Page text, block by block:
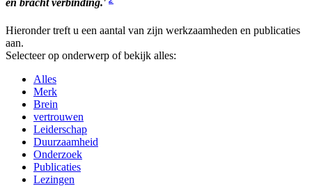
en bracht verbinding.'
Hieronder treft u een aantal van zijn werkzaamheden en publicaties
aan.
Selecteer op onderwerp of bekijk alles:
Alles
Merk
Brein
vertrouwen
Leiderschap
Duurzaamheid
Onderzoek
Publicaties
Lezingen